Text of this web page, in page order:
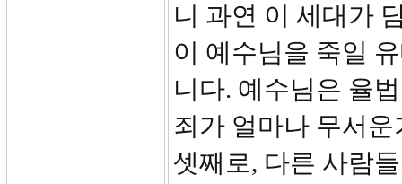
니 과연 이 세대가
이 예수님을 죽일
니다. 예수님은 율
죄가 얼마나 무서
셋째로, 다른 사람